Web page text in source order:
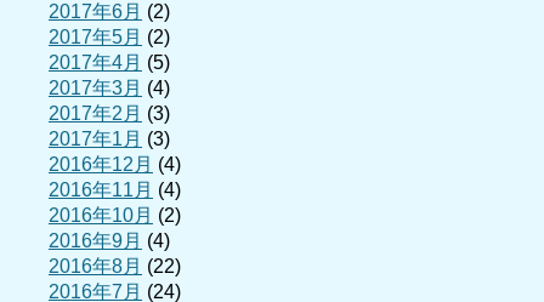
2017年6月 (2)
2017年5月 (2)
2017年4月 (5)
2017年3月 (4)
2017年2月 (3)
2017年1月 (3)
2016年12月 (4)
2016年11月 (4)
2016年10月 (2)
2016年9月 (4)
2016年8月 (22)
2016年7月 (24)